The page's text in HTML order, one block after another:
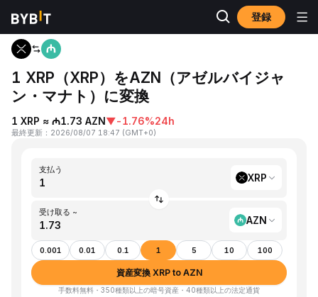
登録
ホーム XRP to AZN
1 XRP（XRP）をAZN（アゼルバイジャ
ン・マナト）に変換
1 XRP ≈ ₼1.73 AZN▼-1.76%24h
最終更新 ： 2026/08/07 18:47 (GMT+0)
支払う
XRP
受け取る ~
AZN
0.001 0.01 0.1 1 5 10 100
資産変換 XRP to AZN
手数料無料・350種類以上の暗号資産・40種類以上の法定通貨